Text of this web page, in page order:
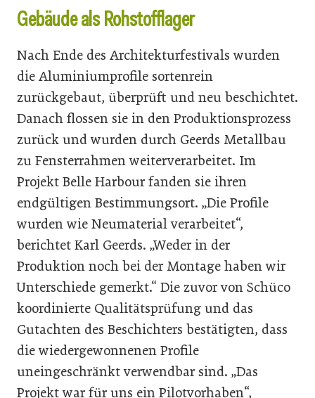
Gebäude als Rohstofflager
Nach Ende des Architekturfestivals wurden
die Aluminiumprofile sortenrein
zurückgebaut, überprüft und neu beschichtet.
Danach flossen sie in den Produktionsprozess
zurück und wurden durch Geerds Metallbau
zu Fensterrahmen weiterverarbeitet. Im
Projekt Belle Harbour fanden sie ihren
endgültigen Bestimmungsort. „Die Profile
wurden wie Neumaterial verarbeitet“,
berichtet Karl Geerds. „Weder in der
Produktion noch bei der Montage haben wir
Unterschiede gemerkt.“ Die zuvor von Schüco
koordinierte Qualitätsprüfung und das
Gutachten des Beschichters bestätigten, dass
die wiedergewonnenen Profile
uneingeschränkt verwendbar sind. „Das
Projekt war für uns ein Pilotvorhaben“,